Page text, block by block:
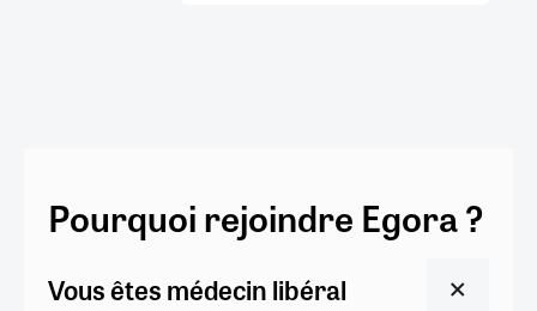
Pourquoi rejoindre Egora ?
Vous êtes médecin libéral